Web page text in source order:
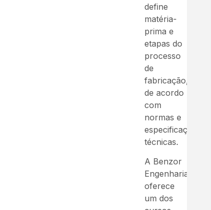
define
matéria-
prima e
etapas do
processo
de
fabricação,
de acordo
com
normas e
especificações
técnicas.
A Benzor
Engenharia
oferece
um dos